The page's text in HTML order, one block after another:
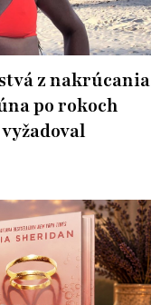
z nakrúcania
po rokoch